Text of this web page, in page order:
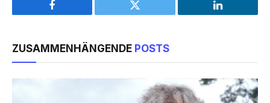
Facebook Twitter LinkedIn
ZUSAMMENHÄNGENDE POSTS